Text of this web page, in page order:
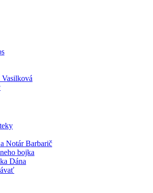
Notár Barbarič
bojka
Dána